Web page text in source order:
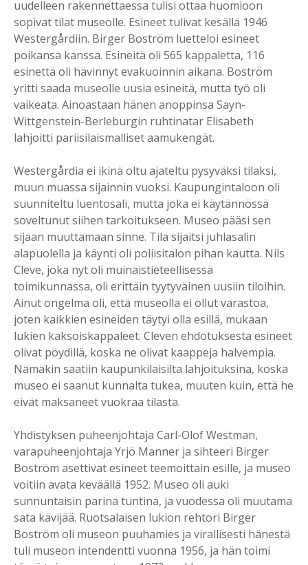
uudelleen rakennettaessa tulisi ottaa huomioon
sopivat tilat museolle. Esineet tulivat kesällä 1946
Westergårdiin. Birger Boström luetteloi esineet
poikansa kanssa. Esineitä oli 565 kappaletta, 116
esinettä oli hävinnyt evakuoinnin aikana. Boström
yritti saada museolle uusia esineitä, mutta työ oli
vaikeata. Ainoastaan hänen anoppinsa Sayn-
Wittgenstein-Berleburgin ruhtinatar Elisabeth
lahjoitti pariisilaismalliset aamukengät.
Westergårdia ei ikinä oltu ajateltu pysyväksi tilaksi,
muun muassa sijainnin vuoksi. Kaupungintaloon oli
suunniteltu luentosali, mutta joka ei käytännössä
soveltunut siihen tarkoitukseen. Museo pääsi sen
sijaan muuttamaan sinne. Tila sijaitsi juhlasalin
alapuolella ja käynti oli poliisitalon pihan kautta. Nils
Cleve, joka nyt oli muinaistieteellisessä
toimikunnassa, oli erittäin tyytyväinen uusiin tiloihin.
Ainut ongelma oli, että museolla ei ollut varastoa,
joten kaikkien esineiden täytyi olla esillä, mukaan
lukien kaksoiskappaleet. Cleven ehdotuksesta esineet
olivat pöydillä, koska ne olivat kaappeja halvempia.
Nämäkin saatiin kaupunkilaisilta lahjoituksina, koska
museo ei saanut kunnalta tukea, muuten kuin, että he
eivät maksaneet vuokraa tilasta.
Yhdistyksen puheenjohtaja Carl-Olof Westman,
varapuheenjohtaja Yrjö Manner ja sihteeri Birger
Boström asettivat esineet teemoittain esille, ja museo
voitiin avata keväällä 1952. Museo oli auki
sunnuntaisin parina tuntina, ja vuodessa oli muutama
sata kävijää. Ruotsalaisen lukion rehtori Birger
Boström oli museon puuhamies ja virallisesti hänestä
tuli museon intendentti vuonna 1956, ja hän toimi